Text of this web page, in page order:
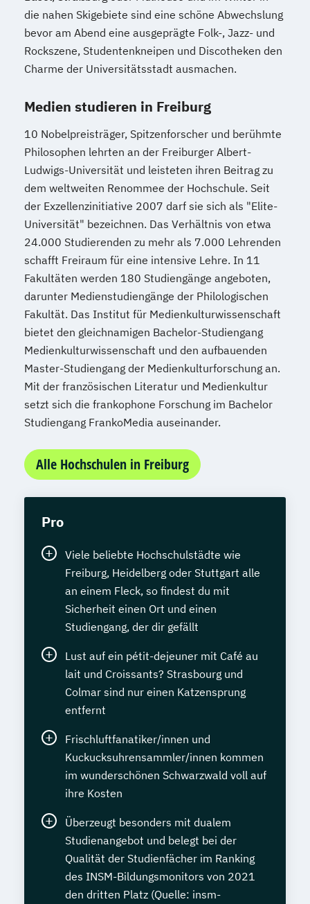
die nahen Skigebiete sind eine schöne Abwechslung
bevor am Abend eine ausgeprägte Folk-, Jazz- und
Rockszene, Studentenkneipen und Discotheken den
Charme der Universitätsstadt ausmachen.
Medien studieren in Freiburg
10 Nobelpreisträger, Spitzenforscher und berühmte
Philosophen lehrten an der Freiburger Albert-
Ludwigs-Universität und leisteten ihren Beitrag zu
dem weltweiten Renommee der Hochschule. Seit
der Exzellenzinitiative 2007 darf sie sich als "Elite-
Universität" bezeichnen. Das Verhältnis von etwa
24.000 Studierenden zu mehr als 7.000 Lehrenden
schafft Freiraum für eine intensive Lehre. In 11
Fakultäten werden 180 Studiengänge angeboten,
darunter Medienstudiengänge der Philologischen
Fakultät. Das Institut für Medienkulturwissenschaft
bietet den gleichnamigen Bachelor-Studiengang
Medienkulturwissenschaft und den aufbauenden
Master-Studiengang der Medienkulturforschung an.
Mit der französischen Literatur und Medienkultur
setzt sich die frankophone Forschung im Bachelor
Studiengang FrankoMedia auseinander.
Alle Hochschulen in Freiburg
Pro
Viele beliebte Hochschulstädte wie
Freiburg, Heidelberg oder Stuttgart alle
an einem Fleck, so findest du mit
Sicherheit einen Ort und einen
Studiengang, der dir gefällt
Lust auf ein pétit-dejeuner mit Café au
lait und Croissants? Strasbourg und
Colmar sind nur einen Katzensprung
entfernt
Frischluftfanatiker/innen und
Kuckucksuhrensammler/innen kommen
im wunderschönen Schwarzwald voll auf
ihre Kosten
Überzeugt besonders mit dualem
Studienangebot und belegt bei der
Qualität der Studienfächer im Ranking
des INSM-Bildungsmonitors von 2021
den dritten Platz (Quelle: insm-